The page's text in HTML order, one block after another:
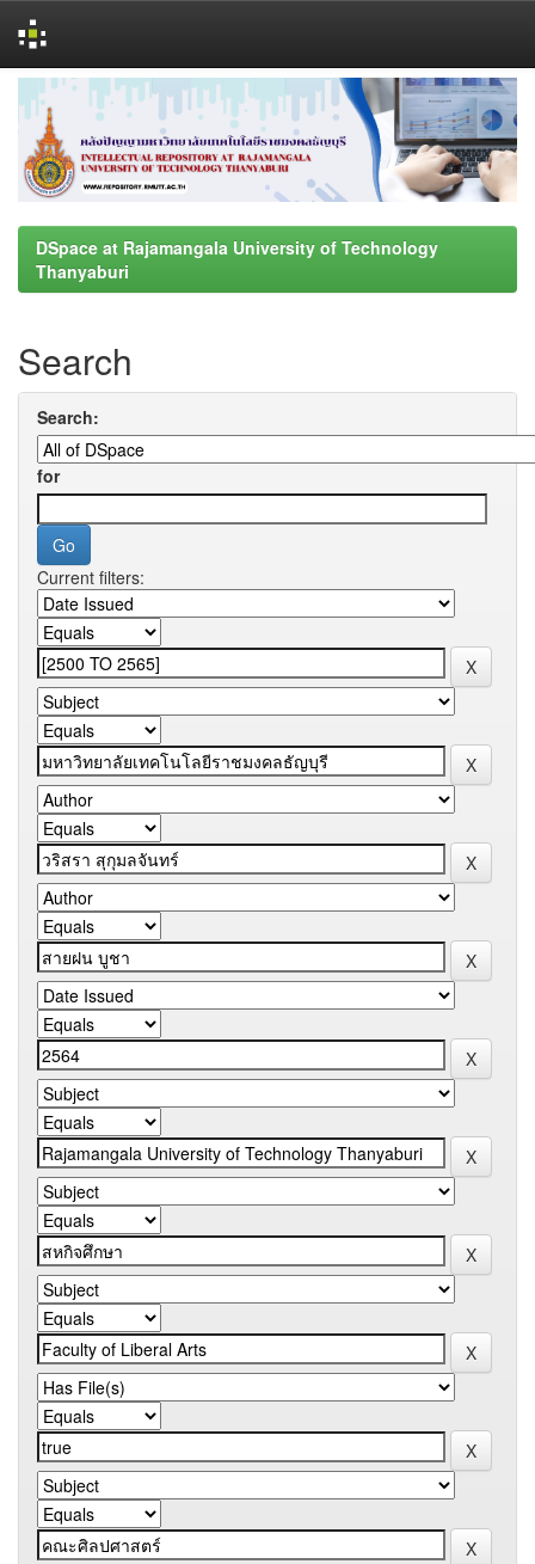
navigation
DSpace at Rajamangala University of Technology
Thanyaburi
Search
Search:
for
Current filters: